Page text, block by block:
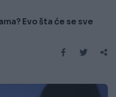
Evo šta će se sve